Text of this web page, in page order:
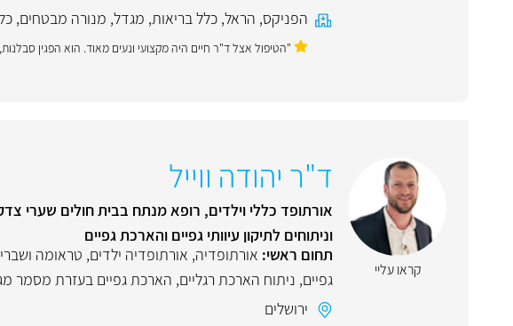
הפניקס, הראל, כלל בריאות, מגדל, מנורה מבטחים,
"הטיפול אצל ד"ר חיים היה מקצועי ונעים מאוד. הוא הפגין
קראו עליי
ד"ר יהודה ווייל
אורתופד כללי וילדים, רופא מנתח בבית חולים שערי
וניתוחים לתיקון עיוותי גפיים והארכת גפיים
תחום ראשי: אורתופדיה, אורתופדיה ילדים, טראומה
גפיים, ניתוח הארכת רגליים, הארכת גפיים בעזרת מסמר
ירושלים